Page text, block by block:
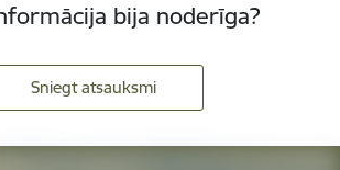
bija noderīga?
Sniegt atsauksmi